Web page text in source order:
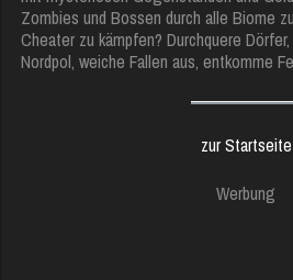
Zombies und Bossen durch alle Biome
Cheater zu kämpfen? Durchquere
Nordpol, weiche Fallen aus, entkomme
zur Startseite
Werbung